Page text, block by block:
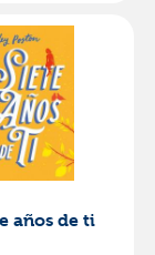
años de ti